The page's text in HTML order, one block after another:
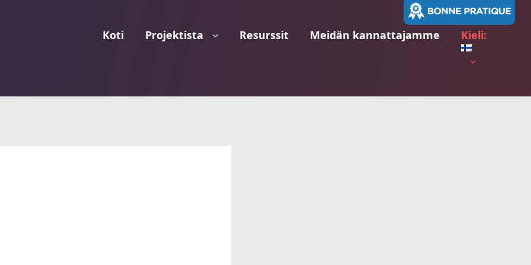
Koti Projektista Resurssit Meidän kannattajamme Kieli: